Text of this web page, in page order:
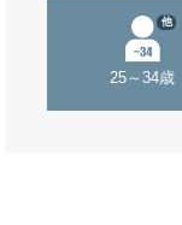
25～34歳
他